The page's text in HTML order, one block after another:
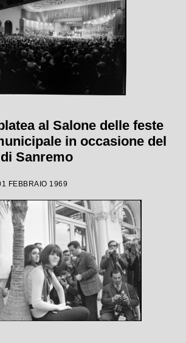
al Salone delle feste
in occasione del
Sanremo
FEBBRAIO 1969